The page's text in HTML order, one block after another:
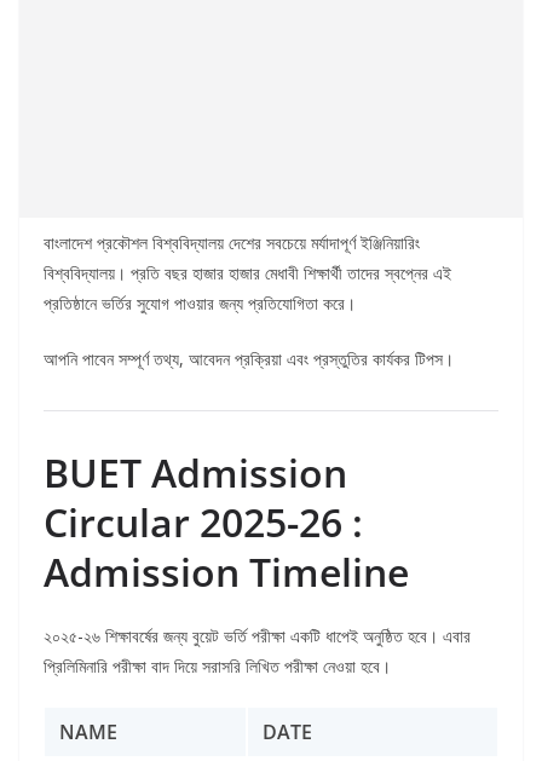
বাংলাদেশ প্রকৌশল বিশ্ববিদ্যালয় দেশের সবচেয়ে মর্যাদাপূর্ণ ইঞ্জিনিয়ারিং
বিশ্ববিদ্যালয়। প্রতি বছর হাজার হাজার মেধাবী শিক্ষার্থী তাদের স্বপ্নের এই
প্রতিষ্ঠানে ভর্তির সুযোগ পাওয়ার জন্য প্রতিযোগিতা করে।
আপনি পাবেন সম্পূর্ণ তথ্য, আবেদন প্রক্রিয়া এবং প্রস্তুতির কার্যকর টিপস।
BUET Admission
Circular 2025-26 :
Admission Timeline
২০২৫-২৬ শিক্ষাবর্ষের জন্য বুয়েট ভর্তি পরীক্ষা একটি ধাপেই অনুষ্ঠিত হবে। এবার
প্রিলিমিনারি পরীক্ষা বাদ দিয়ে সরাসরি লিখিত পরীক্ষা নেওয়া হবে।
NAME
DATE